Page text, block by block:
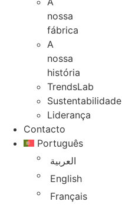
nossa
fábrica
A
nossa
história
TrendsLab
Sustentabilidade
Liderança
Contacto
Português
العربية
English
Français